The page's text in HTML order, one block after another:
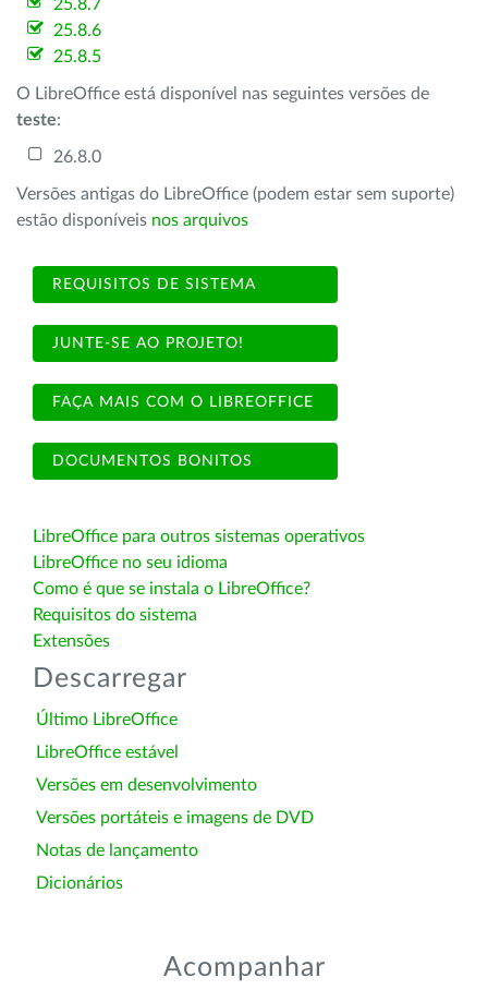
25.8.7
25.8.6
25.8.5
O LibreOffice está disponível nas seguintes versões de
teste:
26.8.0
Versões antigas do LibreOffice (podem estar sem suporte)
estão disponíveis nos arquivos
REQUISITOS DE SISTEMA
JUNTE-SE AO PROJETO!
FAÇA MAIS COM O LIBREOFFICE
DOCUMENTOS BONITOS
LibreOffice para outros sistemas operativos
LibreOffice no seu idioma
Como é que se instala o LibreOffice?
Requisitos do sistema
Extensões
Descarregar
Último LibreOffice
LibreOffice estável
Versões em desenvolvimento
Versões portáteis e imagens de DVD
Notas de lançamento
Dicionários
Acompanhar